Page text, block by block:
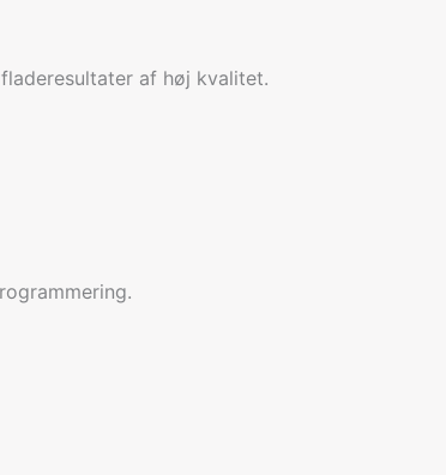
af høj kvalitet.